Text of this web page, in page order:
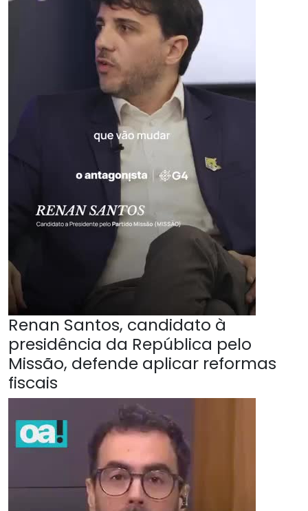
Renan Santos, candidato à
presidência da República pelo
Missão, defende aplicar reformas
fiscais